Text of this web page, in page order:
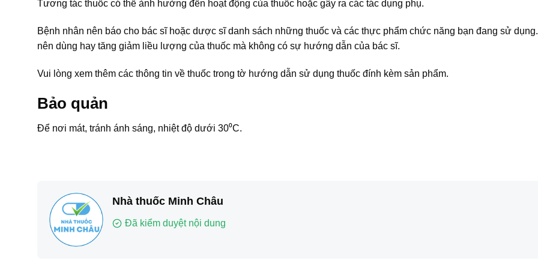
Tương tác thuốc có thể ảnh hưởng đến hoạt động của thuốc hoặc gây ra các tác dụng phụ.
Bệnh nhân nên báo cho bác sĩ hoặc dược sĩ danh sách những thuốc và các thực phẩm chức năng bạn đang sử
nên dùng hay tăng giảm liều lượng của thuốc mà không có sự hướng dẫn của bác sĩ.
Vui lòng xem thêm các thông tin về thuốc trong tờ hướng dẫn sử dụng thuốc đính kèm sản phẩm.
Bảo quản
Để nơi mát, tránh ánh sáng, nhiệt độ dưới 30⁰C.
Nhà thuốc Minh Châu
Đã kiểm duyệt nội dung